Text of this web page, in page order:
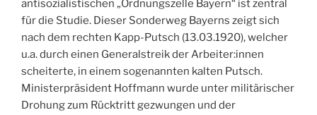
antisozialistischen „Ordnungszelle Bayern“ ist zentral
für die Studie. Dieser Sonderweg Bayerns zeigt sich
nach dem rechten Kapp-Putsch (13.03.1920), welcher
u.a. durch einen Generalstreik der Arbeiter:innen
scheiterte, in einem sogenannten kalten Putsch.
Ministerpräsident Hoffmann wurde unter militärischer
Drohung zum Rücktritt gezwungen und der